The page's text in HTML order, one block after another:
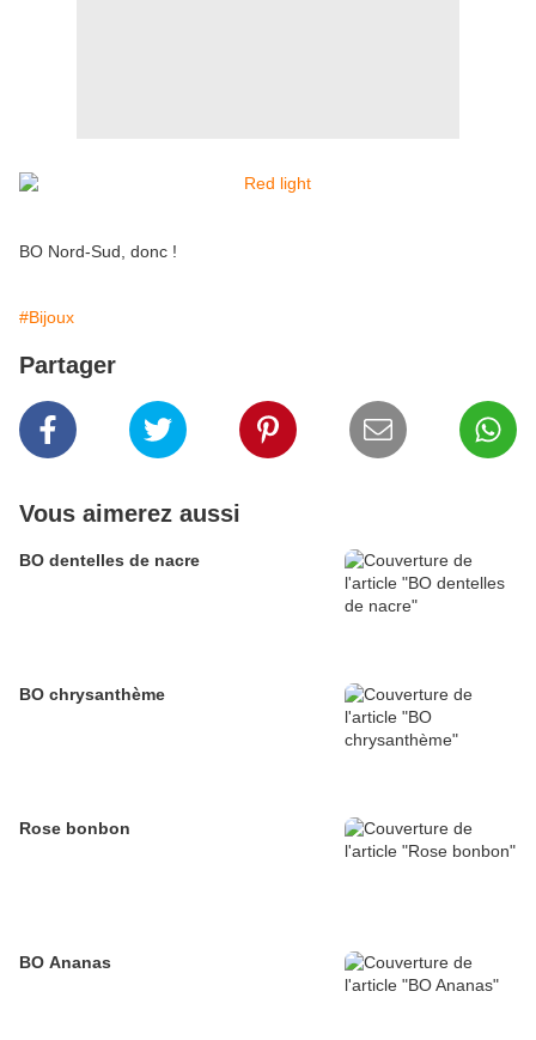
BO Nord-Sud, donc !
#Bijoux
Partager
Vous aimerez aussi
BO dentelles de nacre
BO chrysanthème
Rose bonbon
BO Ananas